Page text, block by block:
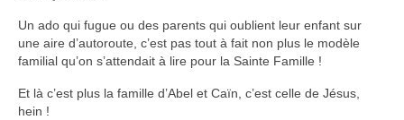
Un ado qui fugue ou des parents qui oublient leur enfant sur
une aire d’autoroute, c’est pas tout à fait non plus le modèle
familial qu’on s’attendait à lire pour la Sainte Famille !
Et là c’est plus la famille d’Abel et Caïn, c’est celle de Jésus,
hein !